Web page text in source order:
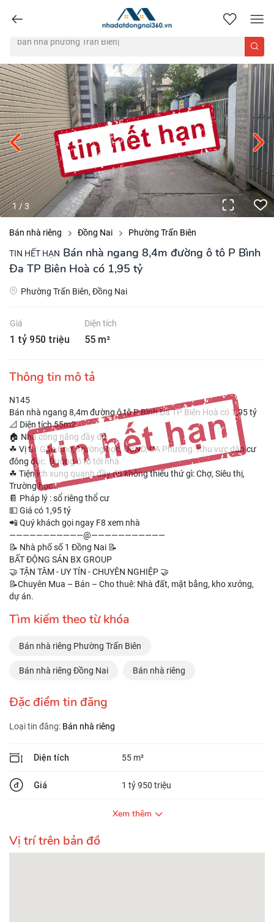
nhadatdongnai360.vn
1/3
Bán nhà riêng Đồng Nai Phường Trấn Biên
TIN HẾT HẠN Bán nhà ngang 8,4m đường ô tô P Bình
Đa TP Biên Hoà có 1,95 tỷ
Phường Trấn Biên, Đồng Nai
Giá
1 tỷ 950 triệu
Diện tích
55 m²
Thông tin mô tả
N145
Bán nhà ngang 8,4m đường ô tô P Bình Đa TP Biên Hoà có 1,95 tỷ
📐 Diện tích 55m2
🏠 Nhà công năng đầy đủ.
☘ Vị trí: Gần Chợ, Trường học, UBND, CA Phường. Khu vực dân cư
đông đúc. Đường ô tô tới nhà
☘ Tiện ích xung quanh đầy đủ không thiếu thứ gì: Chợ, Siêu thị,
Trường học…
📔 Pháp lý : sổ riêng thổ cư
💵 Giá có 1,95 tỷ
📲 Quý khách gọi ngay F8 xem nhà
———————————@———————————
📝 Nhà phố số 1 Đồng Nai 📝
BẤT ĐỘNG SẢN BX GROUP
🤝 TẬN TÂM - UY TÍN - CHUYÊN NGHIỆP 🤝
📝Chuyên Mua – Bán – Cho thuê: Nhà đất, mặt bằng, kho xưởng,
dự án.
Tìm kiếm theo từ khóa
Bán nhà riêng Phường Trấn Biên
Bán nhà riêng Đồng Nai Bán nhà riêng
Đặc điểm tin đăng
Loại tin đăng: Bán nhà riêng
Diện tích 55 m²
Giá 1 tỷ 950 triệu
Xem thêm
Vị trí trên bản đồ